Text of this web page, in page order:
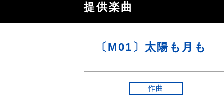
提供楽曲
〔M01〕太陽も月も
作曲